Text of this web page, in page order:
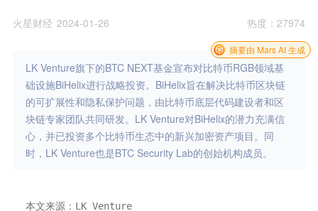
火星财经 2024-01-26 热度 ： 27974
LK Venture旗下的BTC NEXT基金宣布对比特币RGB领域基
础设施BiHelix进行战略投资。BiHelix旨在解决比特币区块链
的可扩展性和隐私保护问题，由比特币底层代码建设者和区
块链专家团队共同研发。LK Venture对BiHelix的潜力充满信
心，并已投资多个比特币生态中的新兴加密资产项目。同
时，LK Venture也是BTC Security Lab的创始机构成员。
摘要由 Mars AI 生成
本文来源：LK Venture